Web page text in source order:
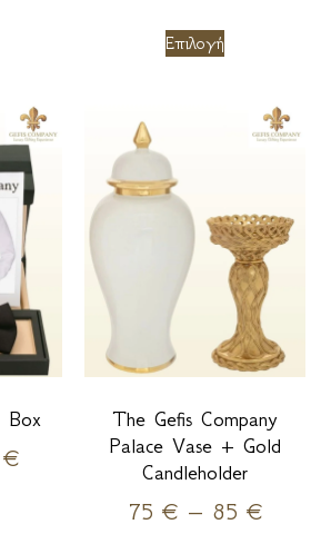
Επιλογή
Box
€
The Gefis Company
Palace Vase + Gold
Candleholder
75 € – 85 €